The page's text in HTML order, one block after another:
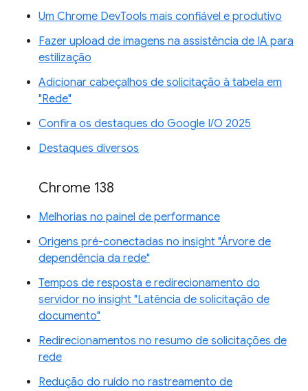
Um Chrome DevTools mais confiável e produtivo
Fazer upload de imagens na assistência de IA para
estilização
Adicionar cabeçalhos de solicitação à tabela em
"Rede"
Confira os destaques do Google I/O 2025
Destaques diversos
Chrome 138
Melhorias no painel de performance
Origens pré-conectadas no insight "Árvore de
dependência da rede"
Tempos de resposta e redirecionamento do
servidor no insight "Latência de solicitação de
documento"
Redirecionamentos no resumo de solicitações de
rede
Redução do ruído no rastreamento de